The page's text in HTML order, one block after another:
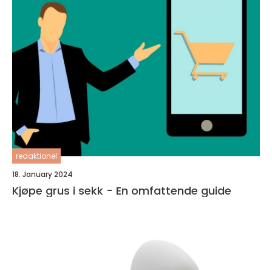
redaktionel
18. January 2024
Kjøpe grus i sekk - En omfattende guide